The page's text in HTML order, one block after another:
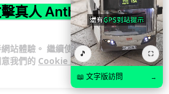
站體驗。 繼續使用
我們的 Cookie 政
真人 Anthropic 模型
發者
）發布報告，指 Anthropic Mythos
模型在網絡安...
閱讀全文
🎵 ⛶
📖 文字版訪問 →